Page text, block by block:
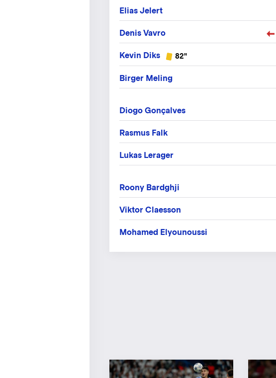
Elias Jelert
Denis Vavro
Kevin Diks 82"
Birger Meling
Diogo Gonçalves
Rasmus Falk
Lukas Lerager
Roony Bardghji
Viktor Claesson
Mohamed Elyounoussi